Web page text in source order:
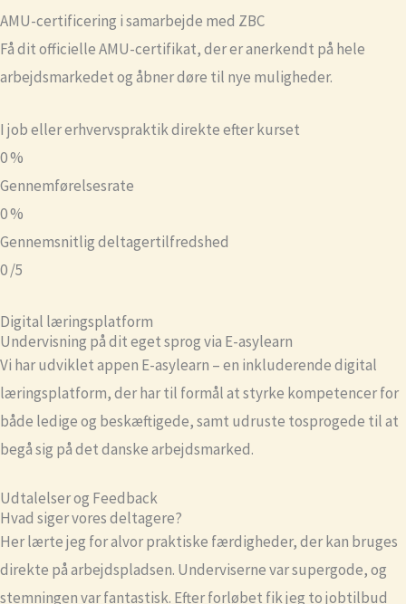
AMU-certificering i samarbejde med ZBC
Få dit officielle AMU-certifikat, der er anerkendt på hele
arbejdsmarkedet og åbner døre til nye muligheder.
I job eller erhvervspraktik direkte efter kurset
0%
Gennemførelsesrate
0%
Gennemsnitlig deltagertilfredshed
0/5
Digital læringsplatform
Undervisning på dit eget sprog via E-asylearn
Vi har udviklet appen E-asylearn – en inkluderende digital
læringsplatform, der har til formål at styrke kompetencer for
både ledige og beskæftigede, samt udruste tosprogede til at
begå sig på det danske arbejdsmarked.
Udtalelser og Feedback
Hvad siger vores deltagere?
Her lærte jeg for alvor praktiske færdigheder, der kan bruges
direkte på arbejdspladsen. Underviserne var supergode, og
stemningen var fantastisk. Efter forløbet fik jeg to jobtilbud